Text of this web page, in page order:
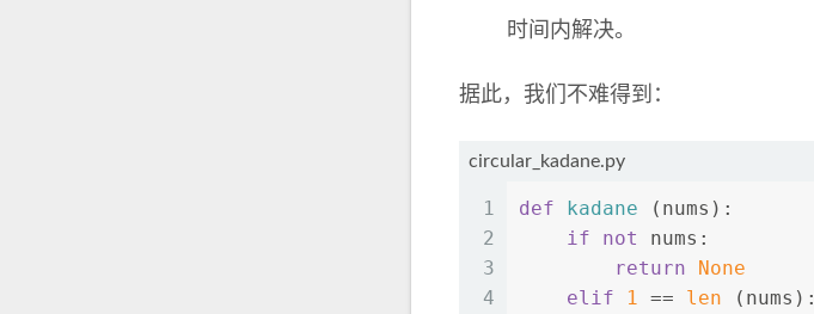
时间内解决。
据此，我们不难得到：
circular_kadane.py
1
2
3
4
def kadane (nums):
if
not
nums:
return
None
elif
1 == len (nums):